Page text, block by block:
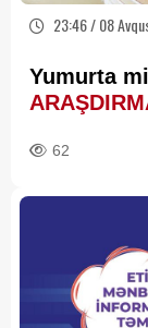
23:46 / 08
Yumurta
62